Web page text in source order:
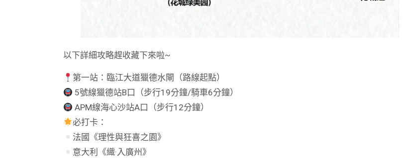
以下詳細攻略趕收藏下來啦~
第一站：臨江大道獵德水閘（路線起點）
5號線獵德站B口（步行19分鐘/騎車6分鐘）
APM線海心沙站A口（步行12分鐘）
必打卡：
法國《理性與狂喜之園》
意大利《織·入廣州》